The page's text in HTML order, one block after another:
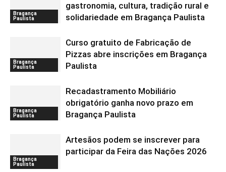
Bragança
Paulista
gastronomia, cultura, tradição rural e
solidariedade em Bragança Paulista
Bragança
Paulista
Curso gratuito de Fabricação de
Pizzas abre inscrições em Bragança
Paulista
Bragança
Paulista
Recadastramento Mobiliário
obrigatório ganha novo prazo em
Bragança Paulista
Bragança
Paulista
Artesãos podem se inscrever para
participar da Feira das Nações 2026